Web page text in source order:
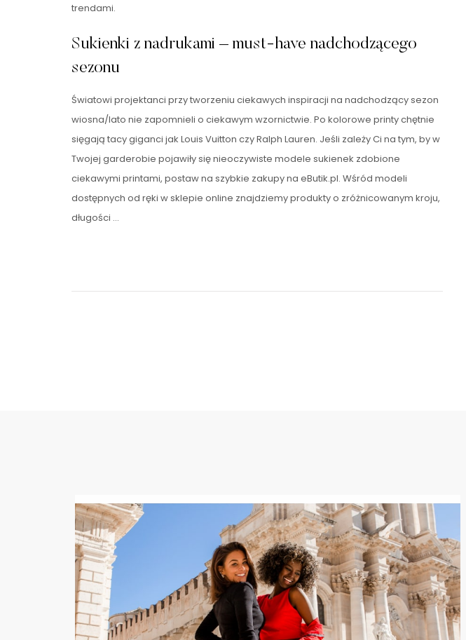
trendami.
Sukienki z nadrukami – must-have nadchodzącego
sezonu
Światowi projektanci przy tworzeniu ciekawych inspiracji na nadchodzący sezon
wiosna/lato nie zapomnieli o ciekawym wzornictwie. Po kolorowe printy chętnie
sięgają tacy giganci jak Louis Vuitton czy Ralph Lauren. Jeśli zależy Ci na tym, by w
Twojej garderobie pojawiły się nieoczywiste modele sukienek zdobione
ciekawymi printami, postaw na szybkie zakupy na eButik.pl. Wśród modeli
dostępnych od ręki w sklepie online znajdziemy produkty o zróżnicowanym kroju,
długości …